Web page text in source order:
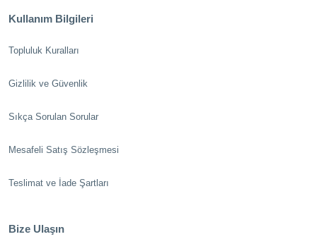
Kullanım Bilgileri
Topluluk Kuralları
Gizlilik ve Güvenlik
Sıkça Sorulan Sorular
Mesafeli Satış Sözleşmesi
Teslimat ve İade Şartları
Bize Ulaşın